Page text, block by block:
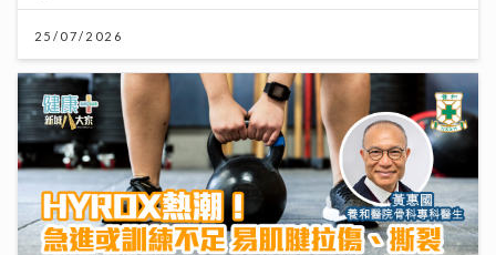
25/07/2026